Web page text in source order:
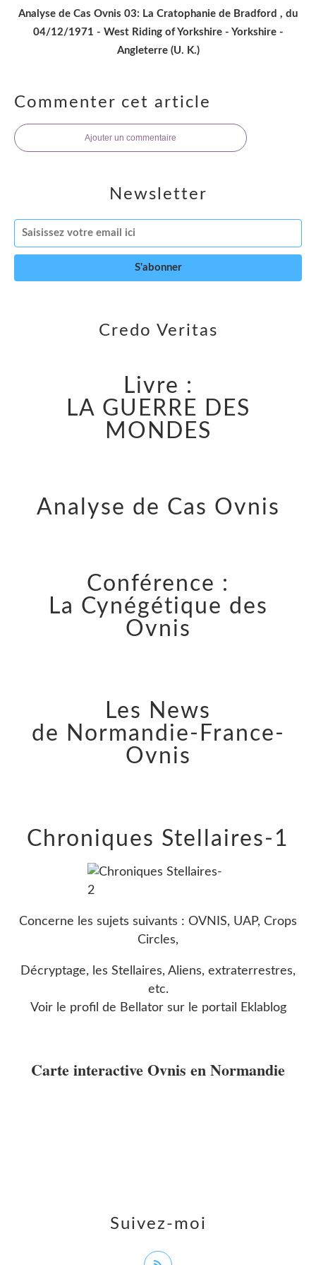
Analyse de Cas Ovnis 03: La Cratophanie de Bradford , du
04/12/1971 - West Riding of Yorkshire - Yorkshire -
Angleterre (U. K.)
Commenter cet article
Ajouter un commentaire
Newsletter
Suivez-moi
Credo Veritas
Livre :
LA GUERRE DES
MONDES
Analyse de Cas Ovnis
Conférence :
La Cynégétique des
Ovnis
Les News
de Normandie-France-
Ovnis
Chroniques Stellaires-1
Concerne les sujets suivants : OVNIS, UAP, Crops
Circles,
Décryptage, les Stellaires, Aliens, extraterrestres,
etc.
Voir le profil de Bellator sur le portail Eklablog
Carte interactive Ovnis en Normandie